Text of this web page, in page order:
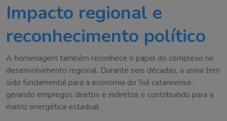
Impacto regional e
reconhecimento político
A homenagem também reconhece o papel do complexo no
desenvolvimento regional. Durante seis décadas, a usina tem
sido fundamental para a economia do Sul catarinense,
gerando empregos diretos e indiretos e contribuindo para a
matriz energética estadual.